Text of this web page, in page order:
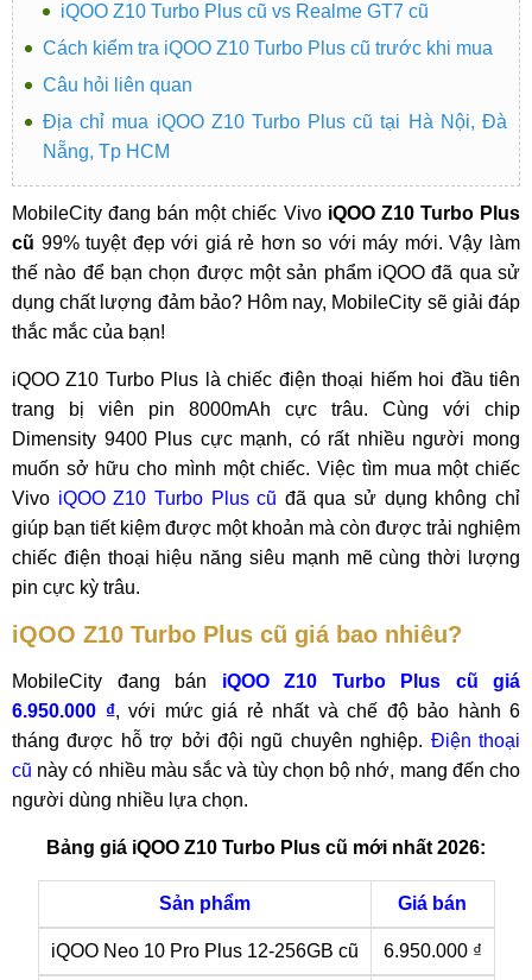
iQOO Z10 Turbo Plus cũ vs Realme GT7 cũ
Cách kiểm tra iQOO Z10 Turbo Plus cũ trước khi mua
Câu hỏi liên quan
Địa chỉ mua iQOO Z10 Turbo Plus cũ tại Hà Nội, Đà
Nẵng, Tp HCM
MobileCity đang bán một chiếc Vivo iQOO Z10 Turbo Plus
cũ 99% tuyệt đẹp với giá rẻ hơn so với máy mới. Vậy làm
thế nào để bạn chọn được một sản phẩm iQOO đã qua sử
dụng chất lượng đảm bảo? Hôm nay, MobileCity sẽ giải đáp
thắc mắc của bạn!
iQOO Z10 Turbo Plus là chiếc điện thoại hiếm hoi đầu tiên
trang bị viên pin 8000mAh cực trâu. Cùng với chip
Dimensity 9400 Plus cực mạnh, có rất nhiều người mong
muốn sở hữu cho mình một chiếc. Việc tìm mua một chiếc
Vivo iQOO Z10 Turbo Plus cũ đã qua sử dụng không chỉ
giúp bạn tiết kiệm được một khoản mà còn được trải nghiệm
chiếc điện thoại hiệu năng siêu mạnh mẽ cùng thời lượng
pin cực kỳ trâu.
iQOO Z10 Turbo Plus cũ giá bao nhiêu?
MobileCity đang bán iQOO Z10 Turbo Plus cũ giá
6.950.000 ₫, với mức giá rẻ nhất và chế độ bảo hành 6
tháng được hỗ trợ bởi đội ngũ chuyên nghiệp. Điện thoại
cũ này có nhiều màu sắc và tùy chọn bộ nhớ, mang đến cho
người dùng nhiều lựa chọn.
Bảng giá iQOO Z10 Turbo Plus cũ mới nhất 2026:
Sản phẩm Giá bán
iQOO Neo 10 Pro Plus 12-256GB cũ 6.950.000 ₫